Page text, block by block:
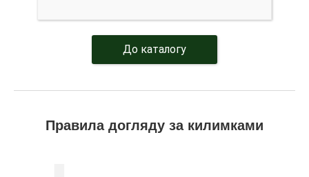
До каталогу
Правила догляду за килимками